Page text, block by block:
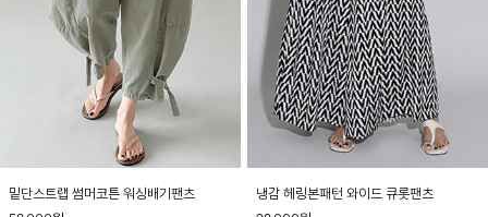
밑단스트랩 썸머코튼 워싱배기팬츠
냉감 헤링본패턴 와이드 큐롯팬츠